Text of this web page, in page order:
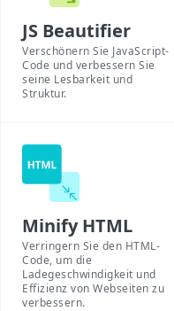
JS Beautifier
Verschönern Sie JavaScript-
Code und verbessern Sie
seine Lesbarkeit und
Struktur.
Minify HTML
Verringern Sie den HTML-
Code, um die
Ladegeschwindigkeit und
Effizienz von Webseiten zu
verbessern.